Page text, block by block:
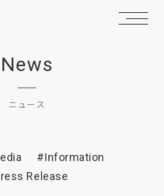
News
ニュース
#Information
Release